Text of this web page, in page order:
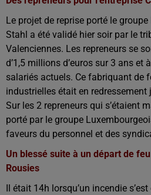
Le projet de reprise porté le
Stahl a été validé hier soir par le
Valenciennes. Les repreneurs se
d’1,5 millions d’euros sur 3 ans et
salariés actuels. Ce fabriquant de
industrielles était en
Sur les 2 repreneurs qui s’étaient
porté par le groupe
faveurs du personnel et des
Un blessé suite à un départ de
Rousies
Il était 14h lorsqu’un incendie